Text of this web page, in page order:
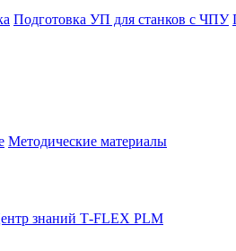
Подготовка УП для станков с ЧПУ
Методические материалы
знаний T‑FLEX PLM